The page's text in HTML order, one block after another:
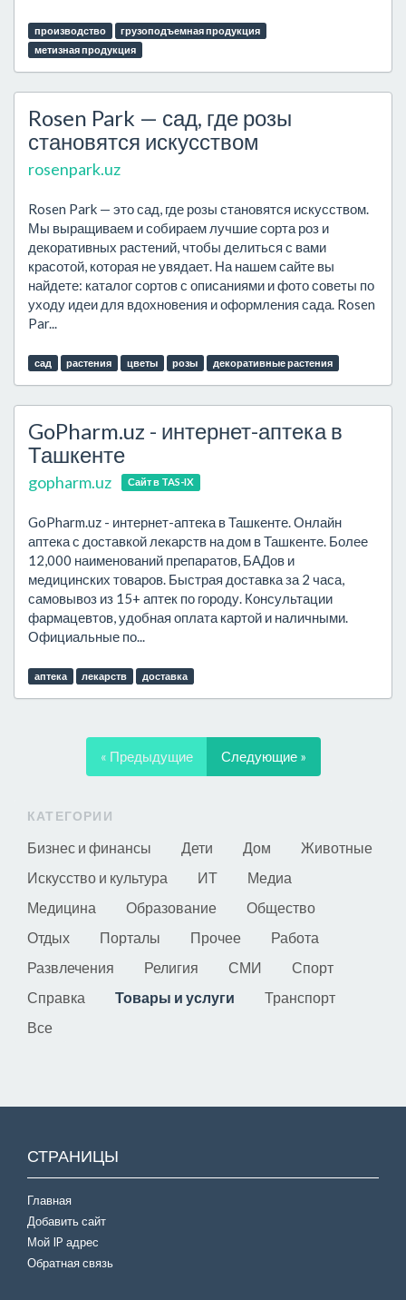
производство
грузоподъемная продукция
метизная продукция
Rosen Park — сад, где розы
становятся искусством
rosenpark.uz
Rosen Park — это сад, где розы становятся искусством.
Мы выращиваем и собираем лучшие сорта роз и
декоративных растений, чтобы делиться с вами
красотой, которая не увядает. На нашем сайте вы
найдете: каталог сортов с описаниями и фото советы по
уходу идеи для вдохновения и оформления сада. Rosen
Par...
сад растения цветы розы декоративные растения
GoPharm.uz - интернет-аптека в
Ташкенте
gopharm.uz Сайт в TAS-IX
GoPharm.uz - интернет-аптека в Ташкенте. Онлайн
аптека с доставкой лекарств на дом в Ташкенте. Более
12,000 наименований препаратов, БАДов и
медицинских товаров. Быстрая доставка за 2 часа,
самовывоз из 15+ аптек по городу. Консультации
фармацевтов, удобная оплата картой и наличными.
Официальные по...
аптека лекарств доставка
« Предыдущие Следующие »
КАТЕГОРИИ
Бизнес и финансы Дети Дом
Животные
Искусство и культура
ИТ
Медиа
Медицина
Образование
Общество
Отдых
Порталы Прочее
Работа
Развлечения
Религия СМИ
Спорт
Справка
Товары и услуги
Транспорт
Все
СТРАНИЦЫ
Главная
Добавить сайт
Мой IP адрес
Обратная связь